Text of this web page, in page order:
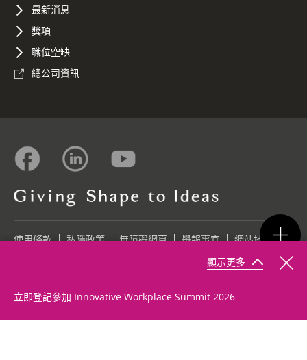
立即登記參加 Innovative Workplace Summit 2026
顯示更多
最新消息
獎項
職位空缺
總公司資訊
使用條款 私隱政策 無障礙網頁 舉報事宜 網站地圖